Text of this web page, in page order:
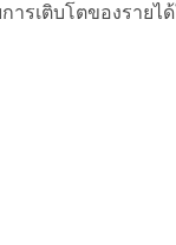
รเติบโตของรายไ